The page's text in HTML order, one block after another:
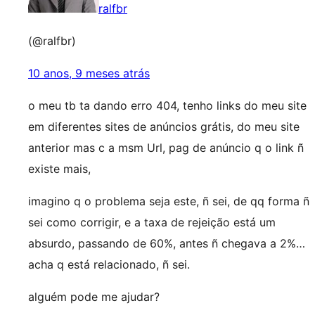
ralfbr
(@ralfbr)
10 anos, 9 meses atrás
o meu tb ta dando erro 404, tenho links do meu site
em diferentes sites de anúncios grátis, do meu site
anterior mas c a msm Url, pag de anúncio q o link ñ
existe mais,
imagino q o problema seja este, ñ sei, de qq forma ñ
sei como corrigir, e a taxa de rejeição está um
absurdo, passando de 60%, antes ñ chegava a 2%…
acha q está relacionado, ñ sei.
alguém pode me ajudar?